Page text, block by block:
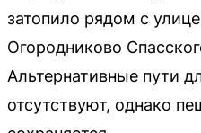
затопило рядом с
Огородниково
Альтернативные пути
отсутствуют, однако